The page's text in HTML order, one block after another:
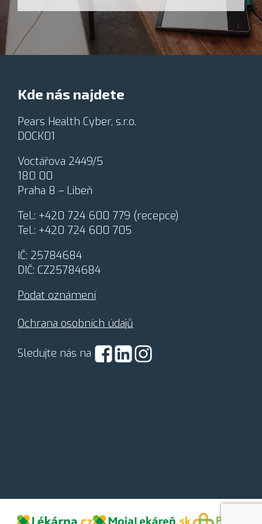
u
ě
a
ě
o
í
r
c
o
v
n
í
o
o
b
n
c
h
d
a
ů
Kde nás najdete
Pears Health Cyber, s.r.o.
DOCK01
Voctářova 2449/5
180 00
Praha 8 – Libeň
Tel.: +420 724 600 779 (recepce)
Tel.: +420 724 600 705
IČ: 25784684
DIČ: CZ25784684
Podat oznámení
Ochrana osobních údajů
Sledujte nás na